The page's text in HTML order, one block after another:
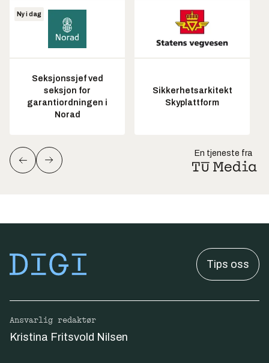
Ny i dag
Seksjonssjef ved
seksjon for
garantiordningen i
Norad
Sikkerhetsarkitekt
Skyplattform
En tjeneste fra
Tips oss
Ansvarlig redaktør
Kristina Fritsvold Nilsen